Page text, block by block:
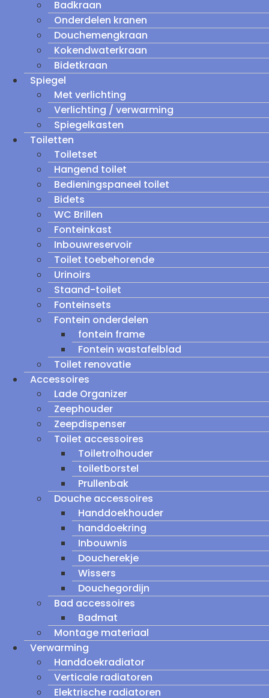
Badkraan
Onderdelen kranen
Douchemengkraan
Kokendwaterkraan
Bidetkraan
Spiegel
Met verlichting
Verlichting / verwarming
Spiegelkasten
Toiletten
Toiletset
Hangend toilet
Bedieningspaneel toilet
Bidets
WC Brillen
Fonteinkast
Inbouwreservoir
Toilet toebehorende
Urinoirs
Staand-toilet
Fonteinsets
Fontein onderdelen
fontein frame
Fontein wastafelblad
Toilet renovatie
Accessoires
Lade Organizer
Zeephouder
Zeepdispenser
Toilet accessoires
Toiletrolhouder
toiletborstel
Prullenbak
Douche accessoires
Handdoekhouder
handdoekring
Inbouwnis
Doucherekje
Wissers
Douchegordijn
Bad accessoires
Badmat
Montage materiaal
Verwarming
Handdoekradiator
Verticale radiatoren
Elektrische radiatoren